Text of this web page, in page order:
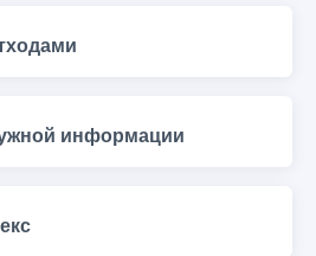
информации